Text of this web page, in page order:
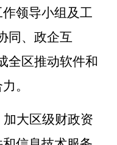
领导小组及工
同、政企互
全区推动软件和
。
大区级财政资